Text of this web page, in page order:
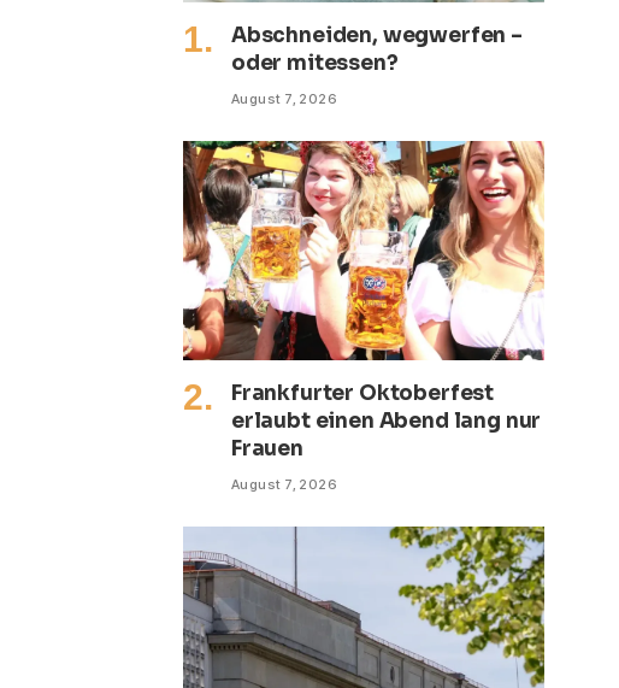
Abschneiden, wegwerfen –
oder mitessen?
August 7, 2026
Frankfurter Oktoberfest
erlaubt einen Abend lang nur
Frauen
August 7, 2026